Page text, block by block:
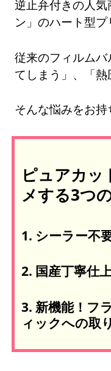
逆止弁付きの人
ン」のハート型プ
従来のフィルム
てしまう」、「熱
そんな悩みをお
ピュアカッ
メする3つ
1. シーラー不
2. 国産丁寧仕
3. 新機能！フ
ィックへの取